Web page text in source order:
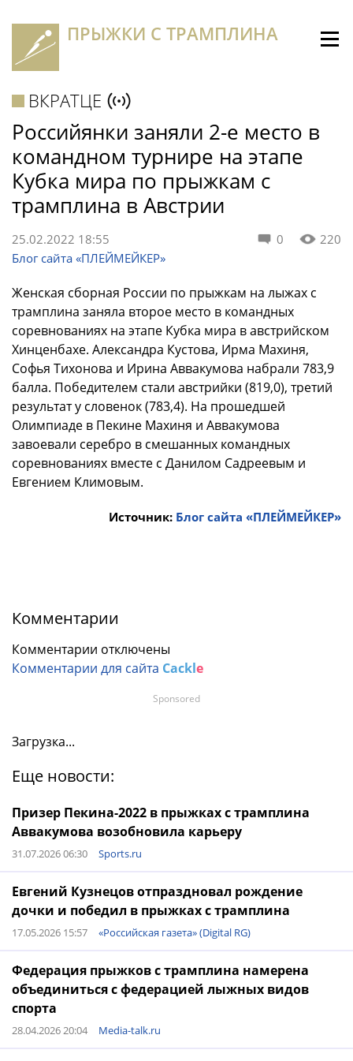
ПРЫЖКИ С ТРАМПЛИНА
ВКРАТЦЕ
Российянки заняли 2-е место в
командном турнире на этапе
Кубка мира по прыжкам с
трамплина в Австрии
0 220
25.02.2022 18:55
Блог сайта «ПЛЕЙМЕЙКЕР»
Женская сборная России по прыжкам на лыжах с
трамплина заняла второе место в командных
соревнованиях на этапе Кубка мира в австрийском
Хинценбахе. Александра Кустова, Ирма Махиня,
Софья Тихонова и Ирина Аввакумова набрали 783,9
балла. Победителем стали австрийки (819,0), третий
результат у словенок (783,4). На прошедшей
Олимпиаде в Пекине Махиня и Аввакумова
завоевали серебро в смешанных командных
соревнованиях вместе с Данилом Садреевым и
Евгением Климовым.
Источник: Блог сайта «ПЛЕЙМЕЙКЕР»
Комментарии
Комментарии отключены
Комментарии для сайта Cackle
Загрузка...
Еще новости:
Призер Пекина-2022 в прыжках с трамплина
Аввакумова возобновила карьеру
31.07.2026 06:30 Sports.ru
Евгений Кузнецов отпраздновал рождение
дочки и победил в прыжках с трамплина
17.05.2026 15:57 «Российская газета» (Digital RG)
Федерация прыжков с трамплина намерена
объединиться с федерацией лыжных видов
спорта
28.04.2026 20:04 Media-talk.ru
Sponsored